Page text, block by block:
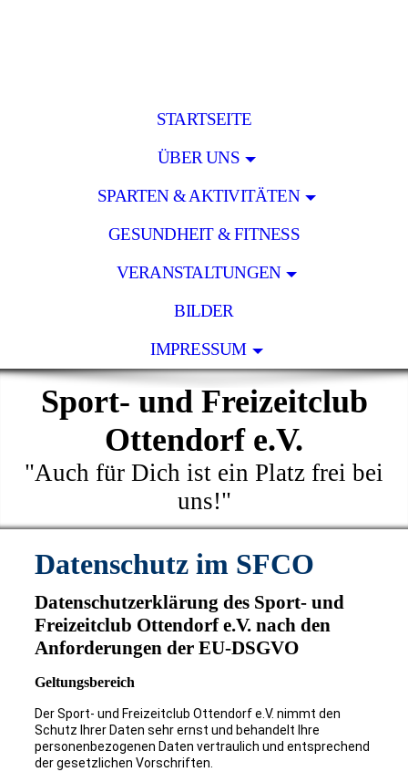
STARTSEITE
ÜBER UNS
SPARTEN & AKTIVITÄTEN
GESUNDHEIT & FITNESS
VERANSTALTUNGEN
BILDER
IMPRESSUM
Sport- und Freizeitclub
Ottendorf e.V.
"Auch für Dich ist ein Platz frei bei
uns!"
Datenschutz im SFCO
Datenschutzerklärung des Sport- und
Freizeitclub Ottendorf e.V. nach den
Anforderungen der EU-DSGVO
Geltungsbereich
Der Sport- und Freizeitclub Ottendorf e.V. nimmt den
Schutz Ihrer Daten sehr ernst und behandelt Ihre
personenbezogenen Daten vertraulich und entsprechend
der gesetzlichen Vorschriften.